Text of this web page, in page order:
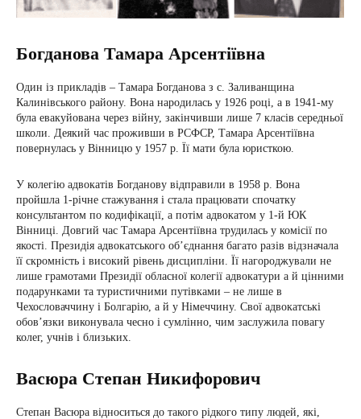
Богданова Тамара Арсентіївна
Один із прикладів – Тамара Богданова з с. Заливанщина
Калинівського району. Вона народилась у 1926 році, а в 1941-му
була евакуйована через війну, закінчивши лише 7 класів середньої
школи. Деякий час проживши в РСФСР, Тамара Арсентіївна
повернулась у Вінницю у 1957 р. Її мати була юристкою.
У колегію адвокатів Богданову відправили в 1958 р. Вона
пройшла 1-річне стажування і стала працювати спочатку
консультантом по кодифікації, а потім адвокатом у 1-й ЮК
Вінниці. Довгий час Тамара Арсентіївна трудилась у комісії по
якості. Президія адвокатського об’єднання багато разів відзначала
її скромність і високий рівень дисципліни. Її нагороджували не
лише грамотами Президії обласної колегії адвокатури а й цінними
подарунками та туристичними путівками – не лише в
Чехословаччину і Болгарію, а й у Німеччину. Свої адвокатські
обов’язки виконувала чесно і сумлінно, чим заслужила повагу
колег, учнів і близьких.
Васюра Степан Никифорович
Степан Васюра відноситься до такого рідкого типу людей, які,